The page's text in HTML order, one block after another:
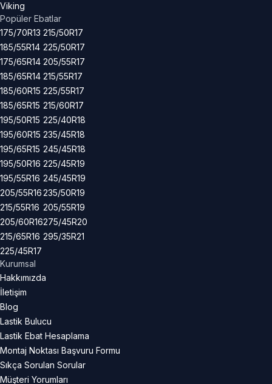
Viking
Popüler Ebatlar
175/70R13
185/55R14
175/65R14
185/65R14
185/60R15
185/65R15
195/50R15
195/60R15
195/65R15
195/50R16
195/55R16
205/55R16
215/55R16
205/60R16
215/65R16
225/45R17
215/50R17
225/50R17
205/55R17
215/55R17
225/55R17
215/60R17
225/40R18
235/45R18
245/45R18
225/45R19
245/45R19
235/50R19
205/55R19
275/45R20
295/35R21
Kurumsal
Hakkımızda
İletişim
Blog
Lastik Bulucu
Lastik Ebat Hesaplama
Montaj Noktası Başvuru Formu
Sıkça Sorulan Sorular
Müşteri Yorumları